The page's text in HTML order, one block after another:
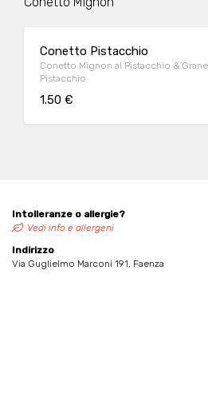
Conetto Pistacchio
Conetto Mignon al Pistacchio &
Pistacchio
1.50 €
Intolleranze o allergie?
Vedi info e allergeni
Indirizzo
Via Guglielmo Marconi 191, Faenza